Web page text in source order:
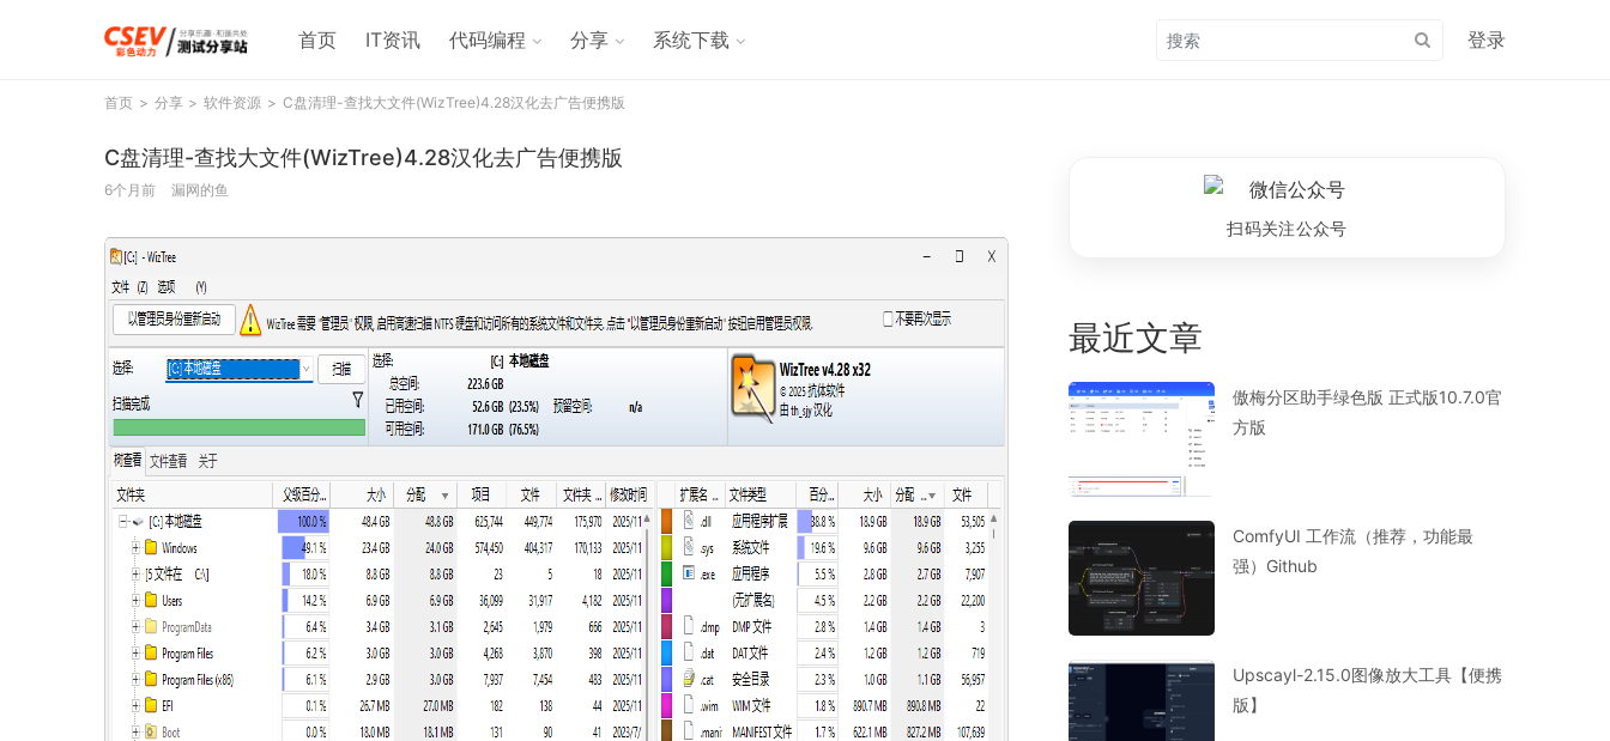
首页 IT资讯 代码编程 分享 系统下载 登录
首页 分享 软件资源 C盘清理-查找大文件(WizTree)4.28汉化去广告便携版
C盘清理-查找大文件(WizTree)4.28汉化去广告便携版
6个月前 漏网的鱼
扫码关注公众号
最近文章
傲梅分区助手绿色版 正式版10.7.0官
方版
ComfyUI 工作流（推荐，功能最
强）Github
Upscayl-2.15.0图像放大工具【便携
版】